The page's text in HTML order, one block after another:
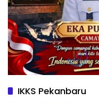
IKKS Pekanbaru